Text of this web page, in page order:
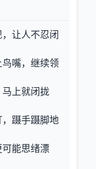
让人不忍闭
嘴，继续领
马上就闭拢
蹑手蹑脚地
能思绪漂